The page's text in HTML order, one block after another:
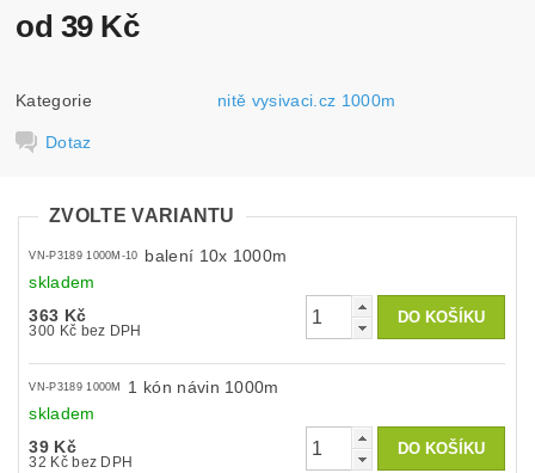
od 39 Kč
Kategorie nitě vysivaci.cz 1000m
Dotaz
ZVOLTE VARIANTU
VN-P3189 1000M-10
balení 10x 1000m
skladem
363 Kč
300 Kč bez DPH
VN-P3189 1000M
1 kón návin 1000m
skladem
39 Kč
32 Kč bez DPH